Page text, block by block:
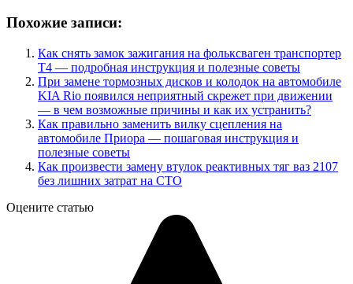
Похожие записи:
Как снять замок зажигания на фольксваген транспортер
Т4 — подробная инструкция и полезные советы
При замене тормозных дисков и колодок на автомобиле
KIA Rio появился неприятный скрежет при движении
— в чем возможные причины и как их устранить?
Как правильно заменить вилку сцепления на
автомобиле Приора — пошаговая инструкция и
полезные советы
Как произвести замену втулок реактивных тяг ваз 2107
без лишних затрат на СТО
Оцените статью